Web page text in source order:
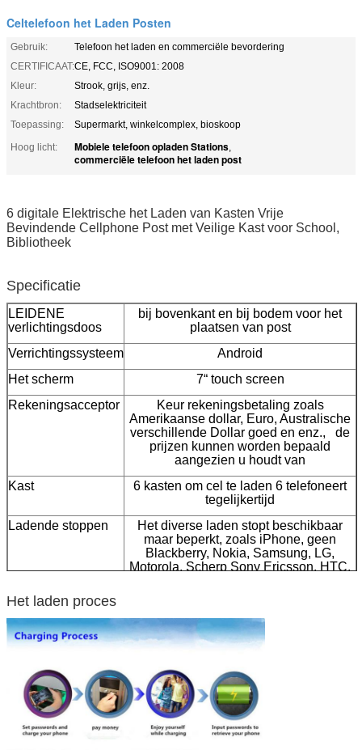
Celtelefoon het Laden Posten
Gebruik:
Telefoon het laden en commerciële bevordering
CERTIFICAAT:CE, FCC, ISO9001: 2008
Kleur:
Strook, grijs, enz.
Krachtbron:
Stadselektriciteit
Toepassing:
Supermarkt, winkelcomplex, bioskoop
Hoog licht:
Mobiele telefoon opladen Stations,
commerciële telefoon het laden post
6 digitale Elektrische het Laden van Kasten Vrije
Bevindende Cellphone Post met Veilige Kast voor School,
Bibliotheek
Specificatie
LEIDENE
verlichtingsdoos
bij bovenkant en bij bodem voor het
plaatsen van post
Verrichtingssysteem
Android
Het scherm
7“ touch screen
Rekeningsacceptor
Keur rekeningsbetaling zoals
Amerikaanse dollar, Euro, Australische
verschillende Dollar goed en enz., de
prijzen kunnen worden bepaald
aangezien u houdt van
Kast
6 kasten om cel te laden 6 telefoneert
tegelijkertijd
Ladende stoppen
Het diverse laden stopt beschikbaar
maar beperkt, zoals iPhone, geen
Blackberry, Nokia, Samsung, LG,
Motorola, Scherp Sony Ericsson, HTC.
Pinpad
Roestvrij staal pinpad om wachtwoord
te plaatsen om uw celtelefoon te sluiten
uitstekende kwaliteit, diverse
beschikbare kleuren
Contactdoostype
Naar maat gemaakt om het
verschillende gebruik van het land te
passen
Het laden proces